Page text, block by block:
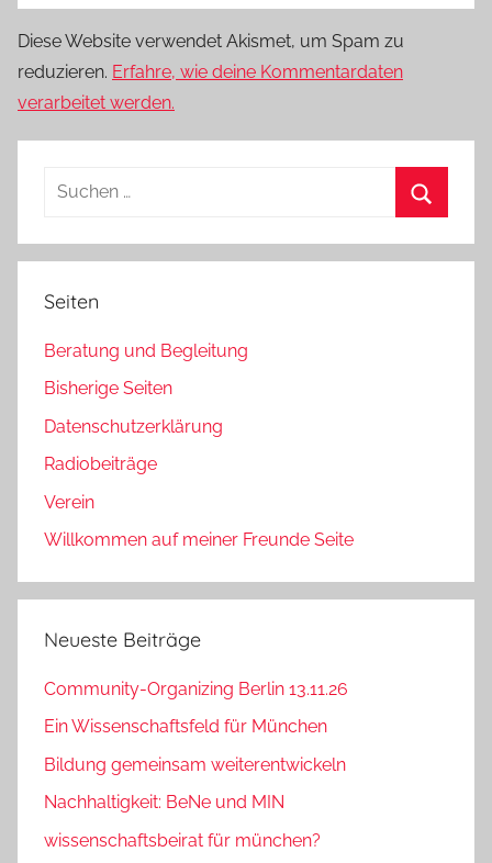
Diese Website verwendet Akismet, um Spam zu
reduzieren. Erfahre, wie deine Kommentardaten
verarbeitet werden.
Suchen
Seiten
Beratung und Begleitung
Bisherige Seiten
Datenschutzerklärung
Radiobeiträge
Verein
Willkommen auf meiner Freunde Seite
Neueste Beiträge
Community-Organizing Berlin 13.11.26
Ein Wissenschaftsfeld für München
Bildung gemeinsam weiterentwickeln
Nachhaltigkeit: BeNe und MIN
wissenschaftsbeirat für münchen?